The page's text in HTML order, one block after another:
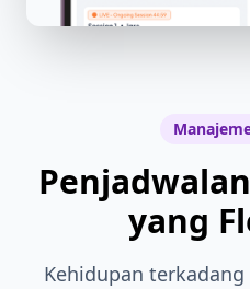
yang
Kehidupan